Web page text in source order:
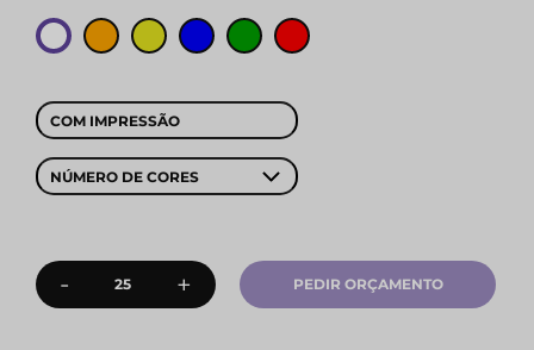
COM IMPRESSÃO
NÚMERO DE CORES
- + PEDIR ORÇAMENTO